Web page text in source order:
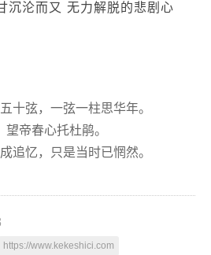
沉沦而又 无力解脱的悲剧心
十弦，一弦一柱思华年。
帝春心托杜鹃。
追忆，只是当时已惘然。
https://www.kekeshici.com